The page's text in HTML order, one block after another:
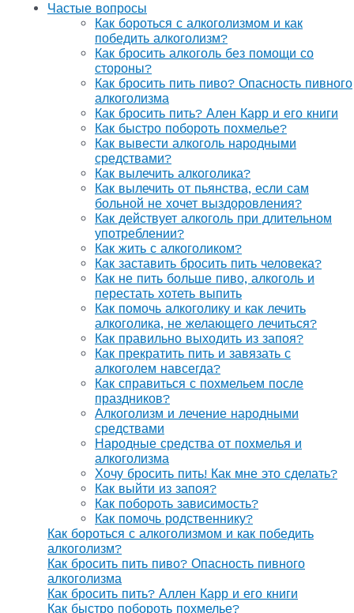
Частые вопросы
Как бороться с алкоголизмом и как
победить алкоголизм?
Как бросить алкоголь без помощи со
стороны?
Как бросить пить пиво? Опасность пивного
алкоголизма
Как бросить пить? Ален Карр и его книги
Как быстро побороть похмелье?
Как вывести алкоголь народными
средствами?
Как вылечить алкоголика?
Как вылечить от пьянства, если сам
больной не хочет выздоровления?
Как действует алкоголь при длительном
употреблении?
Как жить с алкоголиком?
Как заставить бросить пить человека?
Как не пить больше пиво, алкоголь и
перестать хотеть выпить
Как помочь алкоголику и как лечить
алкоголика, не желающего лечиться?
Как правильно выходить из запоя?
Как прекратить пить и завязать с
алкоголем навсегда?
Как справиться с похмельем после
праздников?
Алкоголизм и лечение народными
средствами
Народные средства от похмелья и
алкоголизма
Хочу бросить пить! Как мне это сделать?
Как выйти из запоя?
Как побороть зависимость?
Как помочь родственнику?
Как бороться с алкоголизмом и как победить
алкоголизм?
Как бросить пить пиво? Опасность пивного
алкоголизма
Как бросить пить? Аллен Карр и его книги
Как быстро побороть похмелье?